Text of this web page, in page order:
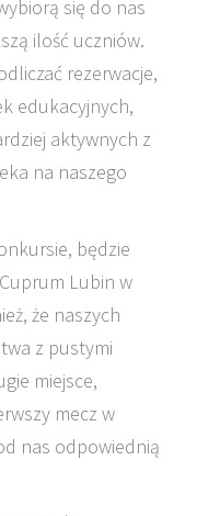
się do nas
ilość uczniów.
rezerwacje,
edukacyjnych,
aktywnych z
na naszego
będzie
Lubin w
że naszych
z pustymi
miejsce,
mecz w
nas odpowiednią